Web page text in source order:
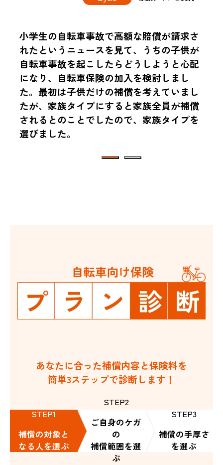
小学生の自転車事故で高額な賠償が請求さ
れたというニュースを見て、うちの子供が
自転車事故を起こしたらどうしようと心配
になり、自転車保険の加入を検討しまし
た。最初は子供だけの補償を考えていまし
たが、家族タイプにすると家族全員が補償
されるとのことでしたので、家族タイプを
選びました。
あなたに合った補償内容と保険料を
簡単3ステップで診断します！
STEP1
補償の対象と
なる人を選ぶ
STEP2
ご自身のケガ
の
補償範囲を選
ぶ
STEP3
補償の手厚さ
を選ぶ